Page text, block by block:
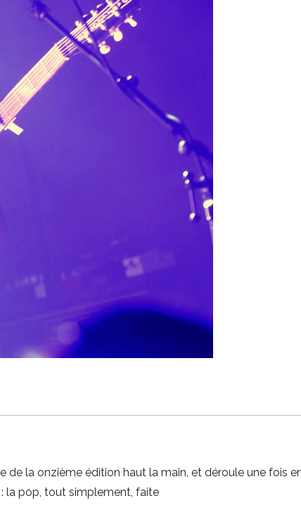
la onzième édition haut la main, et déroule une fois
la pop, tout simplement, faite